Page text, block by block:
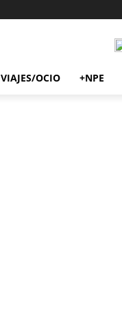
VIAJES/OCIO +NPE